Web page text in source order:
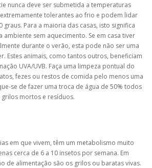
nunca deve ser submetida a temperaturas
extremamente tolerantes ao frio e podem lidar
Para a maioria das casas, isto significa
ambiente sem aquecimento. Se em casa tiver
durante o verão, esta pode não ser uma
Estes animais, como tantos outros, beneficiam
UVA/UVB. Faça uma limpeza pontual do
fezes ou restos de comida pelo menos uma
se de fazer uma troca de água de 50% todos
mortos e resíduos.
em que vivem, têm um metabolismo muito
cerca de 6 a 10 insetos por semana. Em
de alimentação são os grilos ou baratas vivas.